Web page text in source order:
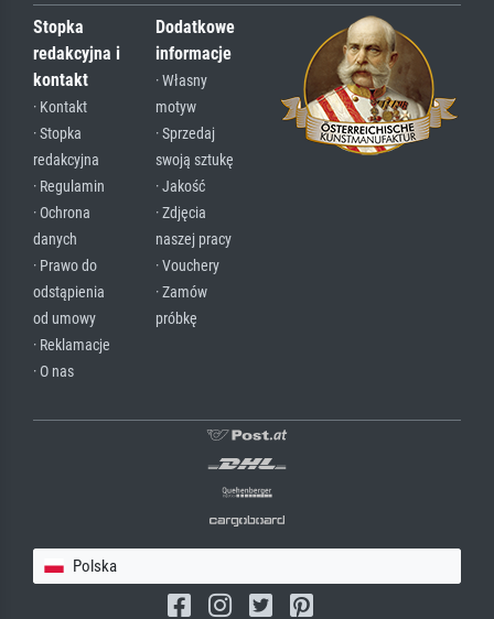
Stopka
redakcyjna i
kontakt
· Kontakt
· Stopka
redakcyjna
· Regulamin
· Ochrona
danych
· Prawo do
odstąpienia
od umowy
· Reklamacje
· O nas
Dodatkowe
informacje
· Własny
motyw
· Sprzedaj
swoją sztukę
· Jakość
· Zdjęcia
naszej pracy
· Vouchery
· Zamów
próbkę
Polska